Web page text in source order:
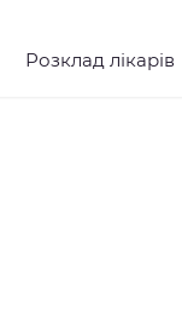
Розклад лікарів